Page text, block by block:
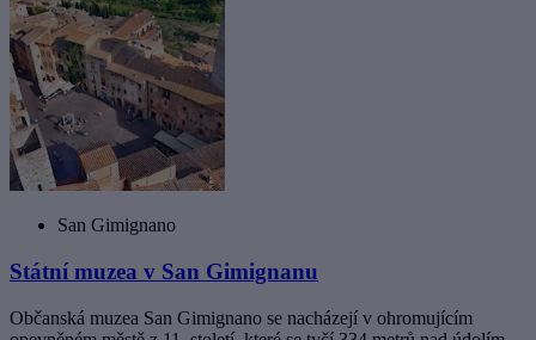
San Gimignano
Státní muzea v San Gimignanu
Občanská muzea San Gimignano se nacházejí v ohromujícím